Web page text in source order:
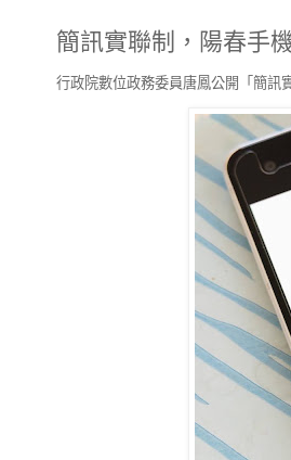
簡訊實聯制，陽春手
行政院數位政務委員唐鳳公開「簡訊